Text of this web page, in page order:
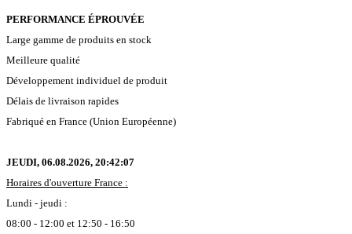
PERFORMANCE ÉPROUVÉE
Large gamme de produits en stock
Meilleure qualité
Développement individuel de produit
Délais de livraison rapides
Fabriqué en France (Union Européenne)
JEUDI, 06.08.2026, 20:42:08
Horaires d'ouverture France :
Lundi - jeudi :
08:00 - 12:00 et 12:50 - 16:50